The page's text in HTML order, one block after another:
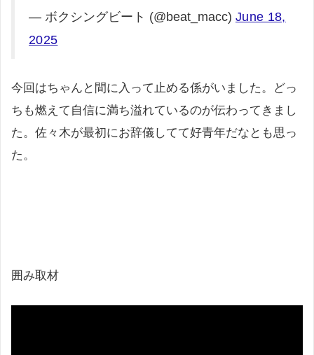
— ボクシングビート (@beat_macc) June 18,
2025
今回はちゃんと間に入って止める係がいました。どっ
ちも燃えて自信に満ち溢れているのが伝わってきまし
た。佐々木が最初にお辞儀してて好青年だなとも思っ
た。
囲み取材